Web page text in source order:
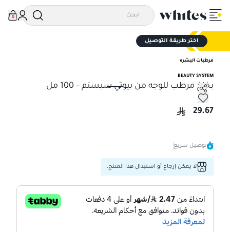
0
اختر طريقة التوصيل
مرطبات البشره
BEAUTY SYSTEM
بخاخ مرطب للوجه من بيوتي سيستم – 100 مل
بخاخ مرطب للوجه من بيوتي سيستم – 100 مل
29.67
توصيل سريع
لا يمكن إرجاع أو استبدال هذا المنتج.